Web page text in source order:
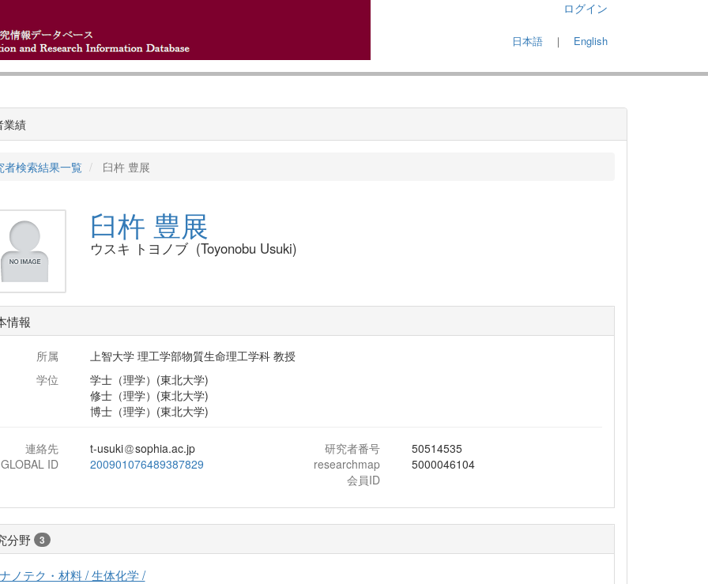
ログイン
日本語 ｜ English
業績
者検索結果一覧 臼杵 豊展
臼杵 豊展
ウスキ トヨノブ (Toyonobu Usuki)
情報
所属
上智大学 理工学部物質生命理工学科 教授
学位
学士（理学）(東北大学)
修士（理学）(東北大学)
博士（理学）(東北大学)
連絡先 t-usuki sophia.ac.jp 研究者番号
50514535
ID
200901076489387829
researchmap
会員ID
5000046104
分野 3
ナノテク・材料 / 生体化学 /